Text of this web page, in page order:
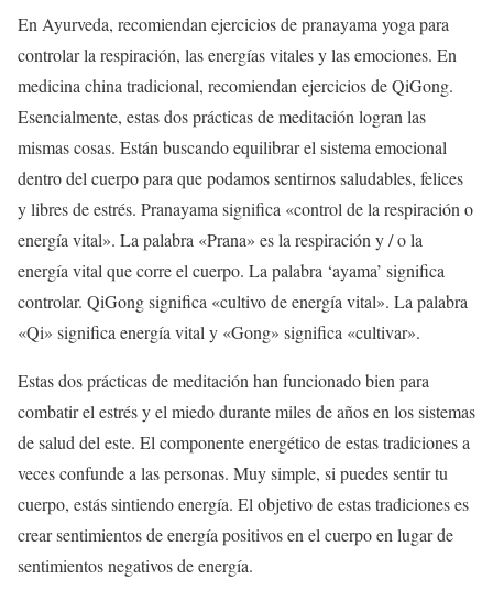
En Ayurveda, recomiendan ejercicios de pranayama yoga para
controlar la respiración, las energías vitales y las emociones. En
medicina china tradicional, recomiendan ejercicios de QiGong.
Esencialmente, estas dos prácticas de meditación logran las
mismas cosas. Están buscando equilibrar el sistema emocional
dentro del cuerpo para que podamos sentirnos saludables, felices
y libres de estrés. Pranayama significa «control de la respiración o
energía vital». La palabra «Prana» es la respiración y / o la
energía vital que corre el cuerpo. La palabra ‘ayama’ significa
controlar. QiGong significa «cultivo de energía vital». La palabra
«Qi» significa energía vital y «Gong» significa «cultivar».
Estas dos prácticas de meditación han funcionado bien para
combatir el estrés y el miedo durante miles de años en los sistemas
de salud del este. El componente energético de estas tradiciones a
veces confunde a las personas. Muy simple, si puedes sentir tu
cuerpo, estás sintiendo energía. El objetivo de estas tradiciones es
crear sentimientos de energía positivos en el cuerpo en lugar de
sentimientos negativos de energía.